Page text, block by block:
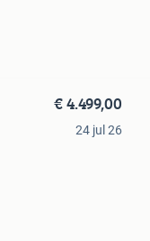
€ 4.499,00
24 jul 26